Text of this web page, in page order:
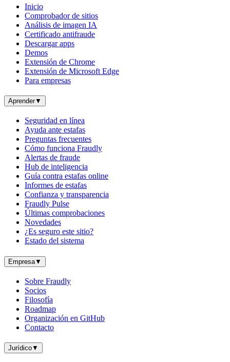
Inicio
Comprobador de sitios
Análisis de imagen IA
Certificado antifraude
Descargar apps
Demos
Extensión de Chrome
Extensión de Microsoft Edge
Para empresas
Aprender▼
Seguridad en línea
Ayuda ante estafas
Preguntas frecuentes
Cómo funciona Fraudly
Alertas de fraude
Hub de inteligencia
Guía contra estafas online
Informes de estafas
Confianza y transparencia
Fraudly Pulse
Últimas comprobaciones
Novedades
¿Es seguro este sitio?
Estado del sistema
Empresa▼
Sobre Fraudly
Socios
Filosofía
Roadmap
Organización en GitHub
Contacto
Jurídico▼